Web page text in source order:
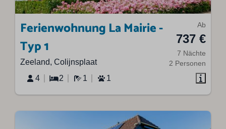
Ab
737 €
7 Nächte
2 Personen
Ferienwohnung La Mairie -
Typ 1
Zeeland, Colijnsplaat
4
2 1 1